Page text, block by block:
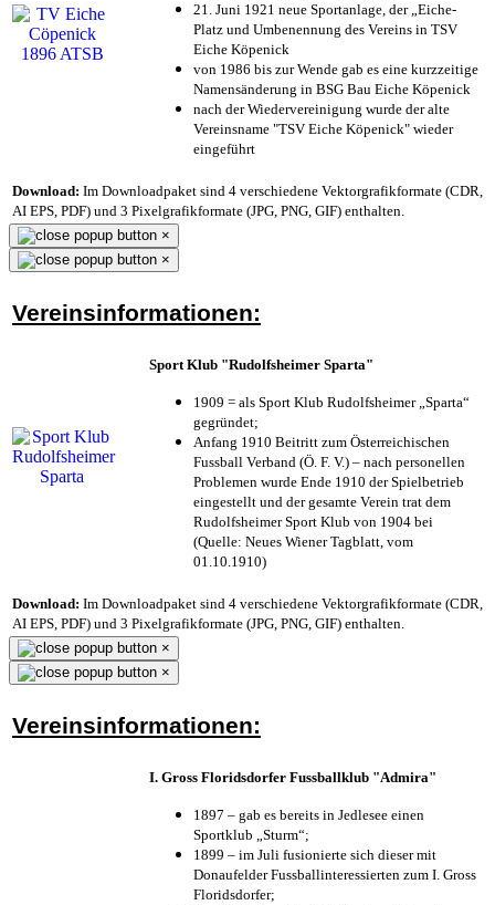
21. Juni 1921 neue Sportanlage, der „Eiche-
Platz und Umbenennung des Vereins in TSV
Eiche Köpenick
von 1986 bis zur Wende gab es eine kurzzeitige
Namensänderung in BSG Bau Eiche Köpenick
nach der Wiedervereinigung wurde der alte
Vereinsname "TSV Eiche Köpenick" wieder
eingeführt
Download: Im Downloadpaket sind 4 verschiedene Vektorgrafikformate (CDR,
AI EPS, PDF) und 3 Pixelgrafikformate (JPG, PNG, GIF) enthalten.
×
×
Vereinsinformationen:
Sport Klub "Rudolfsheimer Sparta"
1909 = als Sport Klub Rudolfsheimer „Sparta“
gegründet;
Anfang 1910 Beitritt zum Österreichischen
Fussball Verband (Ö. F. V.) – nach personellen
Problemen wurde Ende 1910 der Spielbetrieb
eingestellt und der gesamte Verein trat dem
Rudolfsheimer Sport Klub von 1904 bei
(Quelle: Neues Wiener Tagblatt, vom
01.10.1910)
Download: Im Downloadpaket sind 4 verschiedene Vektorgrafikformate (CDR,
AI EPS, PDF) und 3 Pixelgrafikformate (JPG, PNG, GIF) enthalten.
×
×
Vereinsinformationen:
I. Gross Floridsdorfer Fussballklub "Admira"
1897 – gab es bereits in Jedlesee einen
Sportklub „Sturm“;
1899 – im Juli fusionierte sich dieser mit
Donaufelder Fussballinteressierten zum I. Gross
Floridsdorfer;